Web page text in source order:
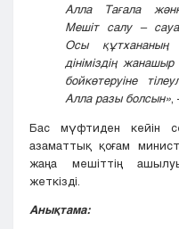
Алла Тағала
Мешіт салу –
Осы құтхананың
дініміздің
бойкөтеруіне
Алла разы болсын»
Бас мүфтиден кейін
азаматтық қоғам
жаңа мешіттің
жеткізді.
Анықтама: